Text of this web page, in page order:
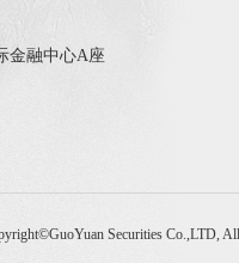
金融中心A座
Securities Co.,LTD,